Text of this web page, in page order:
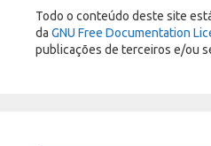
Todo o conteúdo deste site
da GNU Free Documentation
publicações de terceiros e/ou